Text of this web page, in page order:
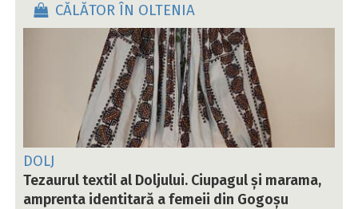
CĂLĂTOR ÎN OLTENIA
DOLJ
Tezaurul textil al Doljului. Ciupagul și marama,
amprenta identitară a femeii din Gogoșu